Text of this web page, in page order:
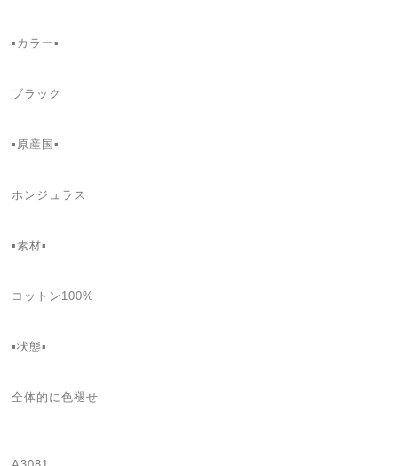
▪カラー▪
ブラック
▪️原産国▪
ホンジュラス
▪️素材▪
コットン100%
▪️状態▪️
全体的に色褪せ